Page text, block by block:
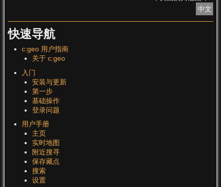
中文
快速导航
c:geo 用户指南
关于 c:geo
入门
安装与更新
第一步
基础操作
登录问题
用户手册
主页
实时地图
附近搜寻
保存藏点
搜索
设置